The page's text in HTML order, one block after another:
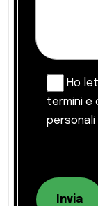
Ho
termini e
personali
Invia